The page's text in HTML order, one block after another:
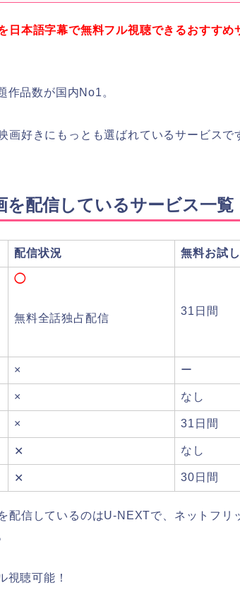
日本語字幕で無料フル視聴できるおすすめ
作品数が国内No1。
画好きにもっとも選ばれているサービスで
を配信しているサービス一覧
配信状況 無料お試
◯
無料全話独占配信
31日間
× ー
× なし
× 31日間
✕ なし
✕ 30日間
配信しているのはU-NEXTで、ネットフリ
視聴可能！